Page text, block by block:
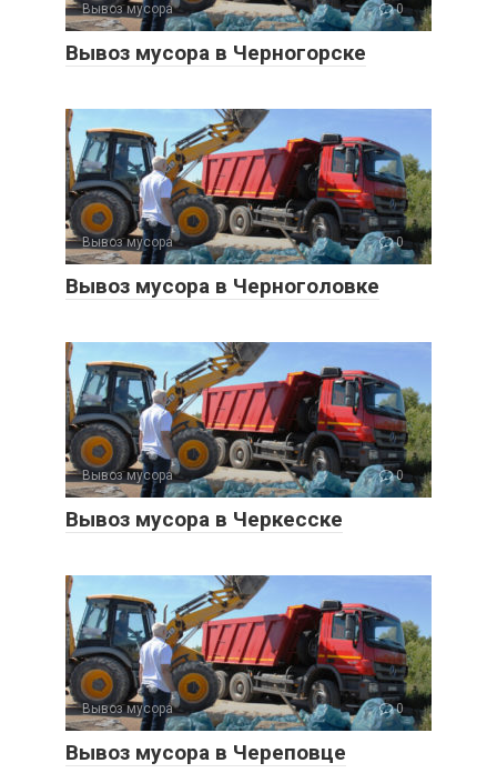
Вывоз мусора 0
Вывоз мусора в Черногорске
Вывоз мусора 0
Вывоз мусора в Черноголовке
Вывоз мусора 0
Вывоз мусора в Черкесске
Вывоз мусора 0
Вывоз мусора в Череповце